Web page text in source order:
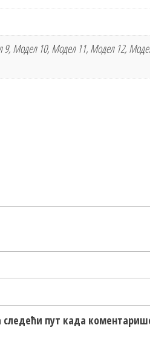
Модел 10, Модел 11, Модел 12,
следећи пут када